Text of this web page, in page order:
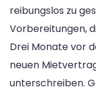
reibungslos zu
Vorbereitungen,
Drei Monate vor
neuen
unterschreiben.